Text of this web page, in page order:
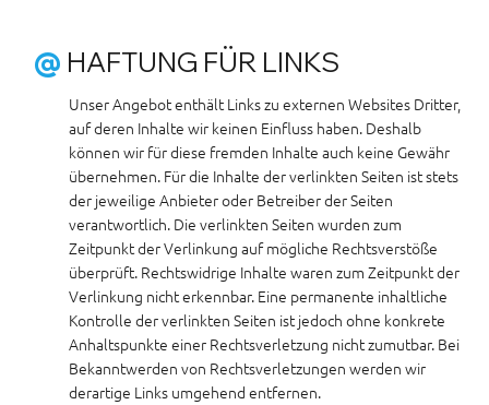
@ HAFTUNG FÜR LINKS
Unser Angebot enthält Links zu externen Websites Dritter,
auf deren Inhalte wir keinen Einfluss haben. Deshalb
können wir für diese fremden Inhalte auch keine Gewähr
übernehmen. Für die Inhalte der verlinkten Seiten ist stets
der jeweilige Anbieter oder Betreiber der Seiten
verantwortlich. Die verlinkten Seiten wurden zum
Zeitpunkt der Verlinkung auf mögliche Rechtsverstöße
überprüft. Rechtswidrige Inhalte waren zum Zeitpunkt der
Verlinkung nicht erkennbar. Eine permanente inhaltliche
Kontrolle der verlinkten Seiten ist jedoch ohne konkrete
Anhaltspunkte einer Rechtsverletzung nicht zumutbar. Bei
Bekanntwerden von Rechtsverletzungen werden wir
derartige Links umgehend entfernen.